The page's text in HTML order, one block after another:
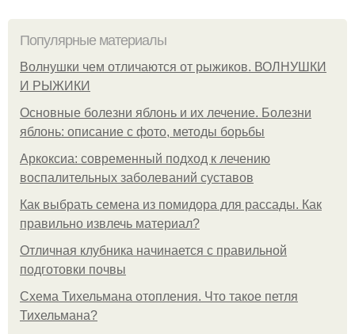
Популярные материалы
Волнушки чем отличаются от рыжиков. ВОЛНУШКИ
И РЫЖИКИ
Основные болезни яблонь и их лечение. Болезни
яблонь: описание с фото, методы борьбы
Аркоксиа: современный подход к лечению
воспалительных заболеваний суставов
Как выбрать семена из помидора для рассады. Как
правильно извлечь материал?
Отличная клубника начинается с правильной
подготовки почвы
Схема Тихельмана отопления. Что такое петля
Тихельмана?